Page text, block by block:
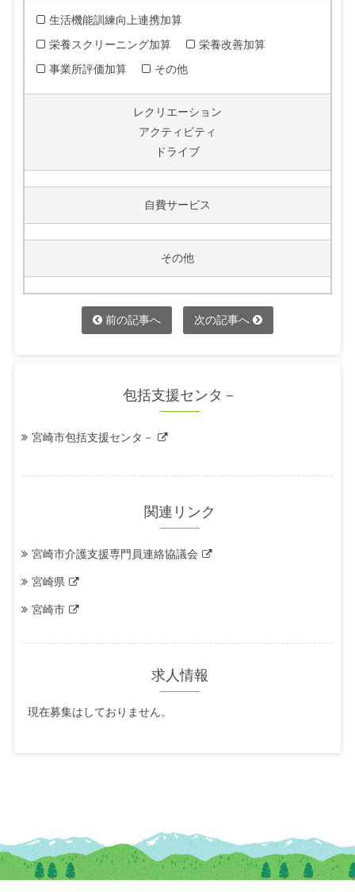
生活機能訓練向上連携加算
栄養スクリーニング加算
栄養改善加算
事業所評価加算
その他
レクリエーション
アクティビティ
ドライブ
自費サービス
その他
前の記事へ 次の記事へ
包括支援センタ－
宮崎市包括支援センタ－
関連リンク
宮崎市介護支援専門員連絡協議会
宮崎県
宮崎市
求人情報
現在募集はしておりません。